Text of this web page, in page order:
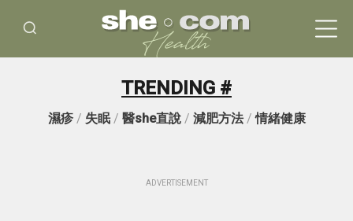
TRENDING #
濕疹/ 失眠/ 醫she直說/ 減肥方法/情緒健康
ADVERTISEMENT